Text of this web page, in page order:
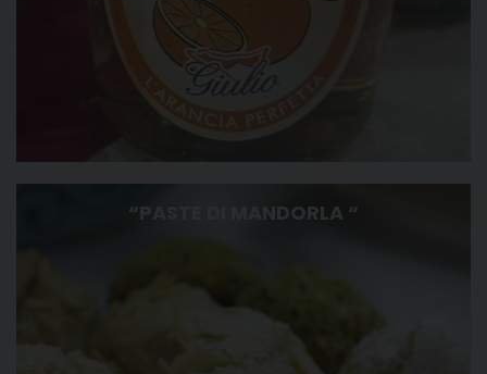
“PASTE DI MANDORLA “